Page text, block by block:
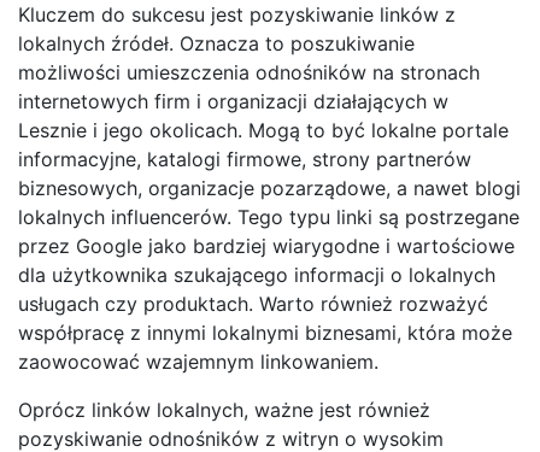
Kluczem do sukcesu jest pozyskiwanie linków z
lokalnych źródeł. Oznacza to poszukiwanie
możliwości umieszczenia odnośników na stronach
internetowych firm i organizacji działających w
Lesznie i jego okolicach. Mogą to być lokalne portale
informacyjne, katalogi firmowe, strony partnerów
biznesowych, organizacje pozarządowe, a nawet blogi
lokalnych influencerów. Tego typu linki są postrzegane
przez Google jako bardziej wiarygodne i wartościowe
dla użytkownika szukającego informacji o lokalnych
usługach czy produktach. Warto również rozważyć
współpracę z innymi lokalnymi biznesami, która może
zaowocować wzajemnym linkowaniem.
Oprócz linków lokalnych, ważne jest również
pozyskiwanie odnośników z witryn o wysokim